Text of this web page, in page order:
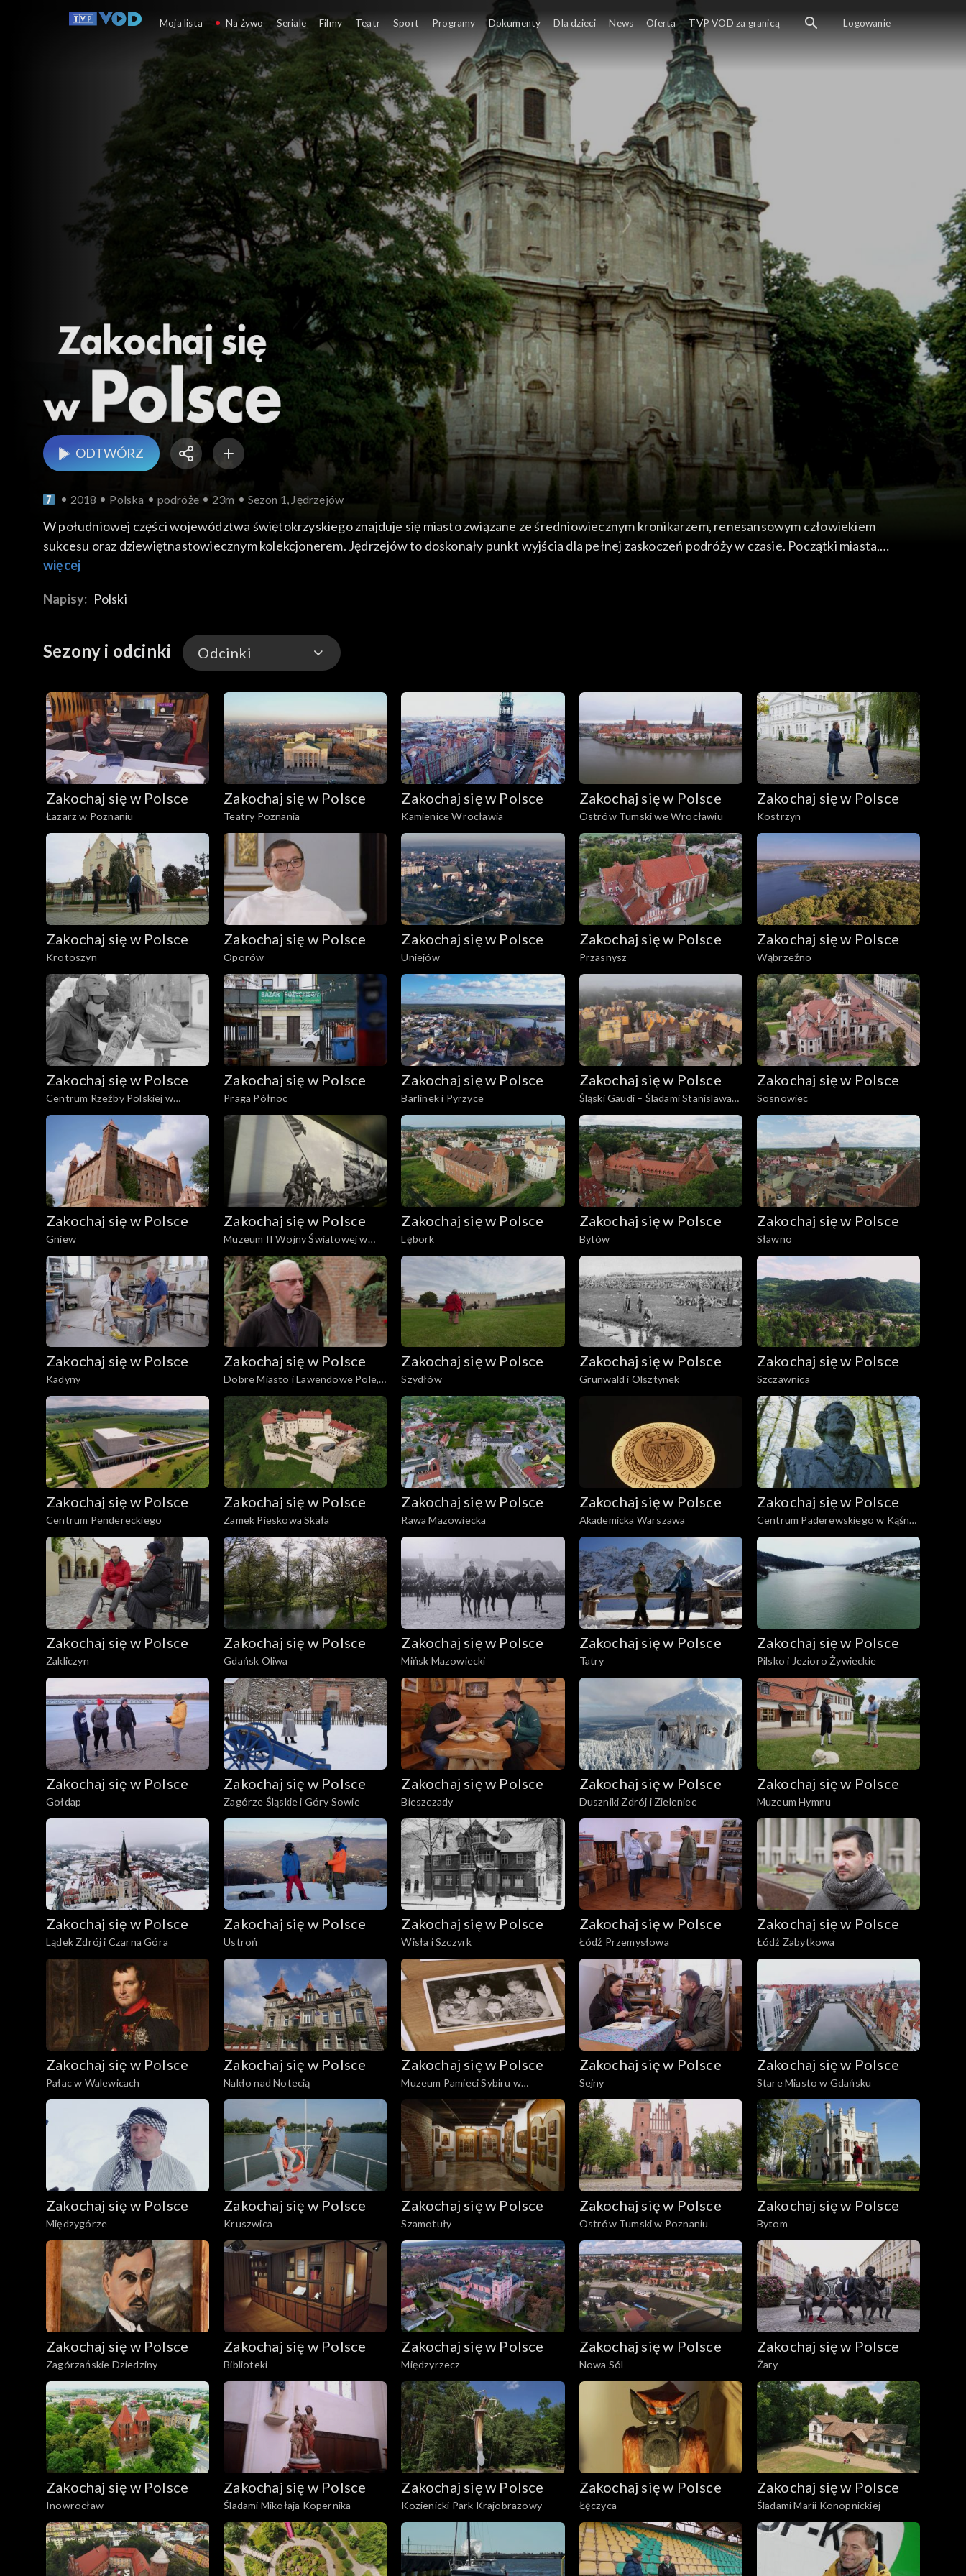
ODTWÓRZ
2018 Polska podróże 23m Sezon 1, Jędrzejów
W południowej części województwa świętokrzyskiego znajduje się miasto związane ze średniowiecznym kronikarzem, renesansowym człowiekiem
sukcesu oraz dziewiętnastowiecznym kolekcjonerem. Jędrzejów to doskonały punkt wyjścia dla pełnej zaskoczeń podróży w czasie. Początki miasta,
dawnej Andreovii, sięgają wieku XII, kiedy z Szampanii we Francji przybili tu cystersi. Na początku XIII wieku skończyli budować swój kościół, a jego
więcej
Napisy: Polski
Sezony i odcinki Odcinki
Odcinki
Zakochaj się w Polsce
Łazarz w Poznaniu
Zakochaj się w Polsce
Teatry Poznania
Zakochaj się w Polsce
Kamienice Wrocławia
Zakochaj się w Polsce
Ostrów Tumski we Wrocławiu
Zakochaj się w Polsce
Kostrzyn
Zakochaj się w Polsce
Krotoszyn
Zakochaj się w Polsce
Oporów
Zakochaj się w Polsce
Uniejów
Zakochaj się w Polsce
Przasnysz
Zakochaj się w Polsce
Wąbrzeźno
Zakochaj się w Polsce
Centrum Rzeźby Polskiej w
Orońsku
Zakochaj się w Polsce
Praga Północ
Zakochaj się w Polsce
Barlinek i Pyrzyce
Zakochaj się w Polsce
Śląski Gaudi – Śladami Stanislawa
Niemczyka
Zakochaj się w Polsce
Sosnowiec
Zakochaj się w Polsce
Gniew
Zakochaj się w Polsce
Muzeum II Wojny Światowej w
Gdańsku
Zakochaj się w Polsce
Lębork
Zakochaj się w Polsce
Bytów
Zakochaj się w Polsce
Sławno
Zakochaj się w Polsce
Kadyny
Zakochaj się w Polsce
Dobre Miasto i Lawendowe Pole,
Warmia
Zakochaj się w Polsce
Szydłów
Zakochaj się w Polsce
Grunwald i Olsztynek
Zakochaj się w Polsce
Szczawnica
Zakochaj się w Polsce
Centrum Pendereckiego
Zakochaj się w Polsce
Zamek Pieskowa Skała
Zakochaj się w Polsce
Rawa Mazowiecka
Zakochaj się w Polsce
Akademicka Warszawa
Zakochaj się w Polsce
Centrum Paderewskiego w Kąśnej
Dolnej i Ciężkowice
Zakochaj się w Polsce
Zakliczyn
Zakochaj się w Polsce
Gdańsk Oliwa
Zakochaj się w Polsce
Mińsk Mazowiecki
Zakochaj się w Polsce
Tatry
Zakochaj się w Polsce
Pilsko i Jezioro Żywieckie
Zakochaj się w Polsce
Gołdap
Zakochaj się w Polsce
Zagórze Śląskie i Góry Sowie
Zakochaj się w Polsce
Bieszczady
Zakochaj się w Polsce
Duszniki Zdrój i Zieleniec
Zakochaj się w Polsce
Muzeum Hymnu
Zakochaj się w Polsce
Lądek Zdrój i Czarna Góra
Zakochaj się w Polsce
Ustroń
Zakochaj się w Polsce
Wisła i Szczyrk
Zakochaj się w Polsce
Łódź Przemysłowa
Zakochaj się w Polsce
Łódź Zabytkowa
Zakochaj się w Polsce
Pałac w Walewicach
Zakochaj się w Polsce
Nakło nad Notecią
Zakochaj się w Polsce
Muzeum Pamieci Sybiru w
Białymstoku
Zakochaj się w Polsce
Sejny
Zakochaj się w Polsce
Stare Miasto w Gdańsku
Zakochaj się w Polsce
Międzygórze
Zakochaj się w Polsce
Kruszwica
Zakochaj się w Polsce
Szamotuły
Zakochaj się w Polsce
Ostrów Tumski w Poznaniu
Zakochaj się w Polsce
Bytom
Zakochaj się w Polsce
Zagórzańskie Dziedziny
Zakochaj się w Polsce
Biblioteki
Zakochaj się w Polsce
Międzyrzecz
Zakochaj się w Polsce
Nowa Sól
Zakochaj się w Polsce
Żary
Zakochaj się w Polsce
Inowrocław
Zakochaj się w Polsce
Śladami Mikołaja Kopernika
Zakochaj się w Polsce
Kozienicki Park Krajobrazowy
Zakochaj się w Polsce
Łęczyca
Zakochaj się w Polsce
Śladami Marii Konopnickiej
Moja lista Na żywo Seriale Filmy Teatr Sport Programy Dokumenty Dla dzieci News Oferta TVP VOD za granicą Logowanie